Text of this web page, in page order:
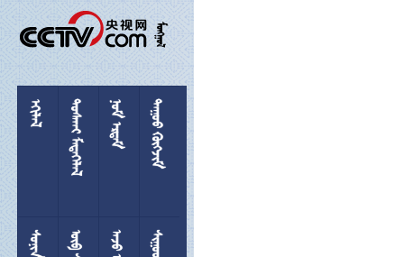
      